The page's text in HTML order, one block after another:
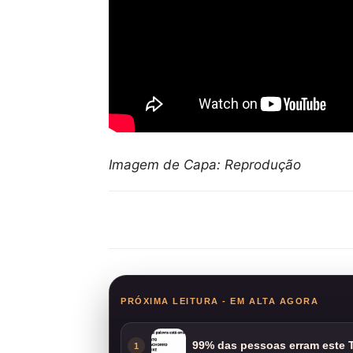
Imagem de Capa: Reprodução
PRÓXIMA LEITURA - EM ALTA AGORA
1 99% das pessoas erram este